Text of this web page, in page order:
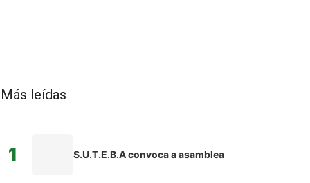
Más leídas
1 S.U.T.E.B.A convoca a asamblea